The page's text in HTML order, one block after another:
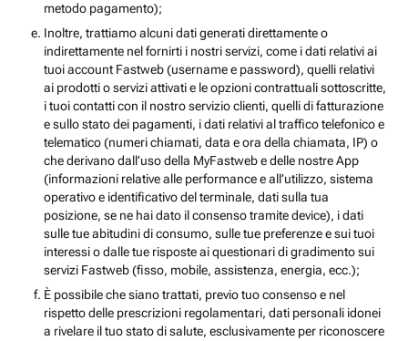
metodo pagamento);
Inoltre, trattiamo alcuni dati generati direttamente o
indirettamente nel fornirti i nostri servizi, come i dati relativi ai
tuoi account Fastweb (username e password), quelli relativi
ai prodotti o servizi attivati e le opzioni contrattuali sottoscritte,
i tuoi contatti con il nostro servizio clienti, quelli di fatturazione
e sullo stato dei pagamenti, i dati relativi al traffico telefonico e
telematico (numeri chiamati, data e ora della chiamata, IP) o
che derivano dall’uso della MyFastweb e delle nostre App
(informazioni relative alle performance e all’utilizzo, sistema
operativo e identificativo del terminale, dati sulla tua
posizione, se ne hai dato il consenso tramite device), i dati
sulle tue abitudini di consumo, sulle tue preferenze e sui tuoi
interessi o dalle tue risposte ai questionari di gradimento sui
servizi Fastweb (fisso, mobile, assistenza, energia, ecc.);
È possibile che siano trattati, previo tuo consenso e nel
rispetto delle prescrizioni regolamentari, dati personali idonei
a rivelare il tuo stato di salute, esclusivamente per riconoscere